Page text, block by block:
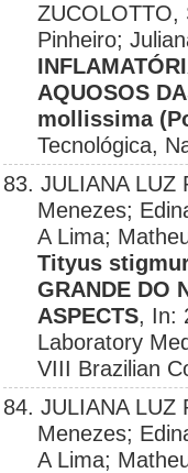
ZUCOLOTTO,
Pinheiro;
AQUOSOS
mollissima
Tecnológica,
83. JULIANA LUZ
Menezes;
A Lima;
Tityus
GRANDE DO
ASPECTS, In:
Laboratory
VIII Brazilian
84. JULIANA LUZ
Menezes;
A Lima;